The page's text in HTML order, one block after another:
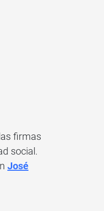
firmas
social.
José